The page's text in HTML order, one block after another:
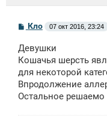
С
о
б
щ
н
и
Кло 07 окт 2016, 23:24
Девушки
Кошачья шерсть
для некоторой
Впродолжение
Остальное решаемо